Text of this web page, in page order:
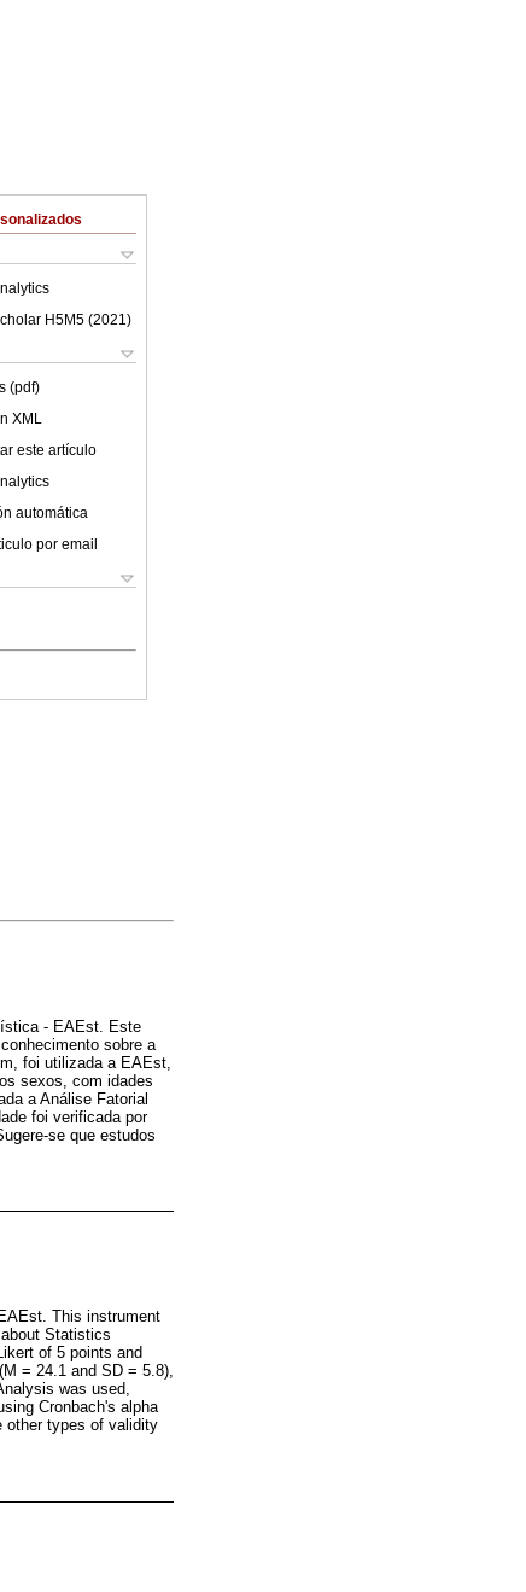
H5M5 (2021 )
(pdf)
XML
este artículo
automática
por email
- EAEst. Este
sobre a
foi utilizada a EAEst,
sexos, com idades
a Análise Fatorial
foi verificada por
se que estudos
This instrument
Statistics
of 5 points and
= 24.1 and SD = 5.8),
was used,
Cronbach's alpha
other types of validity